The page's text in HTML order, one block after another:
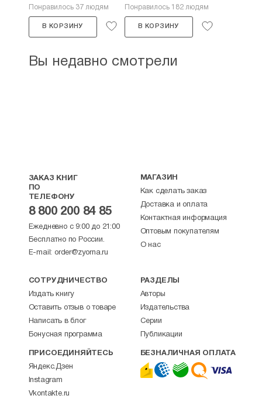
Понравилось 37 людям
В КОРЗИНУ
Понравилось 182 людям
В КОРЗИНУ
Вы недавно смотрели
ЗАКАЗ КНИГ
ПО
ТЕЛЕФОНУ
8 800 200 84 85
Ежедневно с 9:00 до 21:00
Бесплатно по России.
E-mail: order@zyorna.ru
МАГАЗИН
Как сделать заказ
Доставка и оплата
Контактная информация
Оптовым покупателям
О нас
СОТРУДНИЧЕСТВО
Издать книгу
Оставить отзыв о товаре
Написать в блог
Бонусная программа
РАЗДЕЛЫ
Авторы
Издательства
Серии
Публикации
ПРИСОЕДИНЯЙТЕСЬ
Яндекс.Дзен
Instagram
Vkontakte.ru
БЕЗНАЛИЧНАЯ ОПЛАТА